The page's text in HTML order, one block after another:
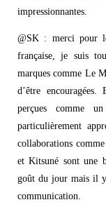
impressionnantes.
@SK : merci pour
française, je suis
marques comme Le
d’être encouragées.
perçues comme
particulièrement
collaborations
et Kitsuné sont une
goût du jour mais il
communication.